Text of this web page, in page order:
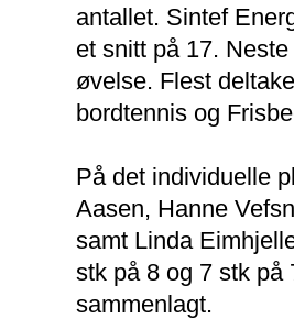
antallet. Sintef
et snitt på 17.
øvelse. Flest
bordtennis og
På det individuelle
Aasen, Hanne
samt Linda
stk på 8 og 7 stk på
sammenlagt.